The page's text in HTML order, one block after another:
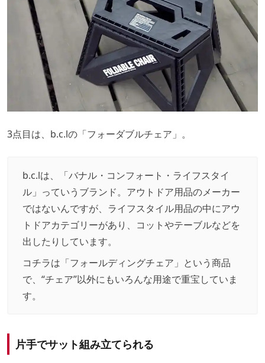
3点目は、b.c.lの「フォーダブルチェア」。
b.c.lは、「バナル・コンフォート・ライフスタイ
ル」っていうブランド。アウトドア用品のメーカー
ではないんですが、ライフスタイル用品の中にアウ
トドアカテゴリーがあり、コットやテーブルなどを
出したりしています。
コチラは「フォールディングチェア」という商品
で、“チェア”以外にもいろんな用途で重宝していま
す。
片手でサット組み立てられる